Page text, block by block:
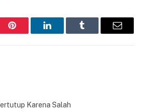
Pinterest LinkedInTumblr Email
Karena Salah